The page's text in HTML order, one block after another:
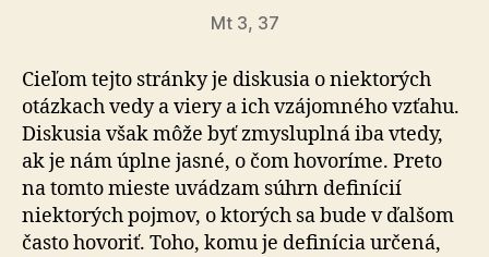
Mt 3, 37
Cieľom tejto stránky je diskusia o niektorých
otázkach vedy a viery a ich vzájomného vzťahu.
Diskusia však môže byť zmysluplná iba vtedy,
ak je nám úplne jasné, o čom hovoríme. Preto
na tomto mieste uvádzam súhrn definícií
niektorých pojmov, o ktorých sa bude v ďalšom
často hovoriť. Toho, komu je definícia určená,